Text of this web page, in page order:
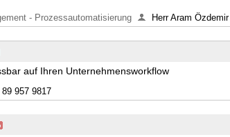
- Prozessautomatisierung Herr Aram Özdemir
auf Ihren Unternehmensworkflow
957 9817